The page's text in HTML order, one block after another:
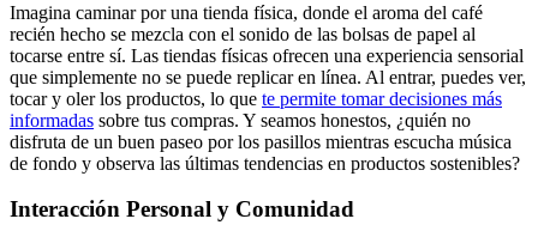
Imagina caminar por una tienda física, donde el aroma del café
recién hecho se mezcla con el sonido de las bolsas de papel al
tocarse entre sí. Las tiendas físicas ofrecen una experiencia sensorial
que simplemente no se puede replicar en línea. Al entrar, puedes ver,
tocar y oler los productos, lo que te permite tomar decisiones más
informadas sobre tus compras. Y seamos honestos, ¿quién no
disfruta de un buen paseo por los pasillos mientras escucha música
de fondo y observa las últimas tendencias en productos sostenibles?
Interacción Personal y Comunidad